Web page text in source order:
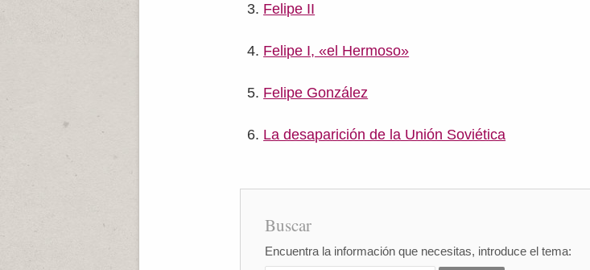
Felipe II
Felipe I, «el Hermoso»
Felipe González
La desaparición de la Unión Soviética
Buscar
Encuentra la información que necesitas, introduce el tema: